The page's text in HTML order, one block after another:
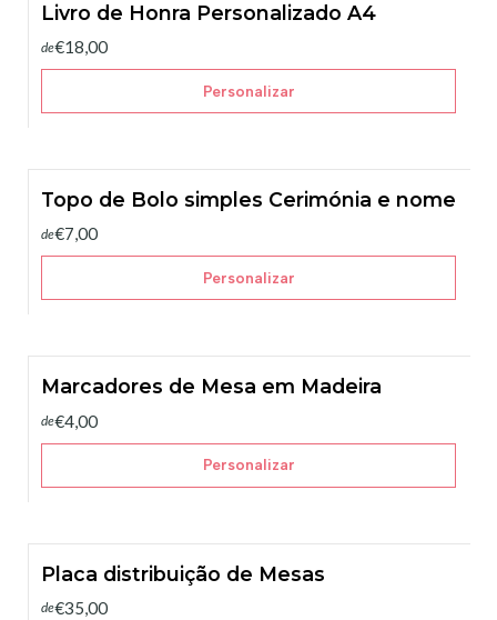
Livro de Honra Personalizado A4
de€18,00
Personalizar
Topo de Bolo simples Cerimónia e nome
de€7,00
Personalizar
Marcadores de Mesa em Madeira
de€4,00
Personalizar
Placa distribuição de Mesas
de€35,00